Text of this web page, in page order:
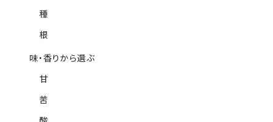
種
根
味・香りから選ぶ
甘
苦